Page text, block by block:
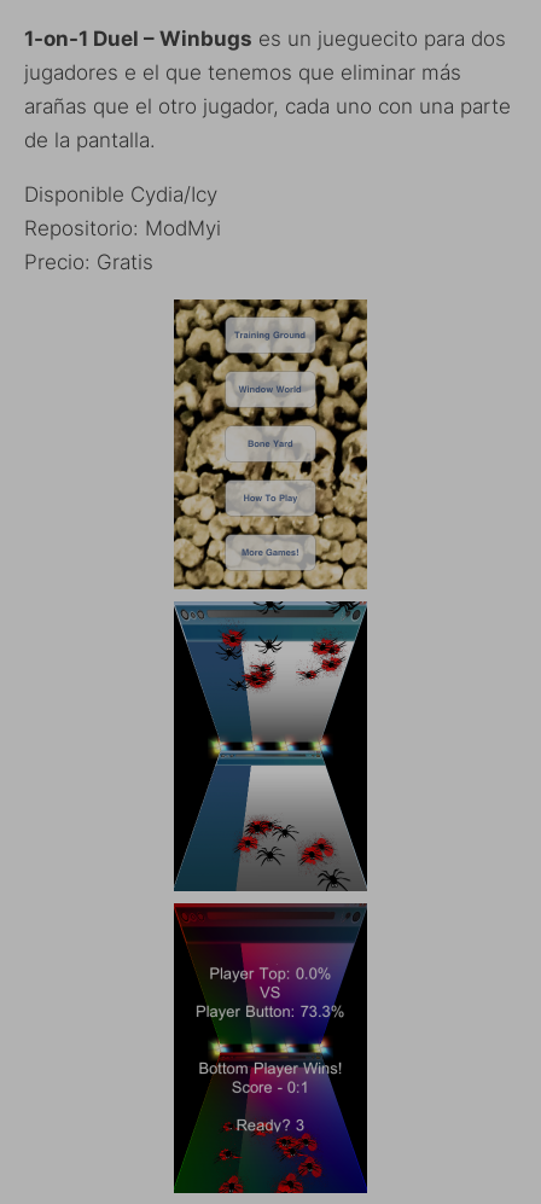
1-on-1 Duel – Winbugs es un jueguecito para dos
jugadores e el que tenemos que eliminar más
arañas que el otro jugador, cada uno con una parte
de la pantalla.
Disponible Cydia/Icy
Repositorio: ModMyi
Precio: Gratis